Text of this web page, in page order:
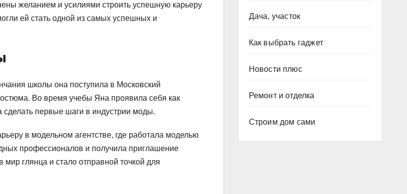
желанием и усилиями строить успешную карьеру
ей стать одной из самых успешных и
школы она поступила в Московский
Во время учебы Яна проявила себя как
сделать первые шаги в индустрии моды.
в модельном агентстве, где работала моделью
профессионалов и получила приглашение
глянца и стало отправной точкой для
Дача, участок
Как выбрать гаджет
Новости плюс
Ремонт и отделка
Строим дом сами